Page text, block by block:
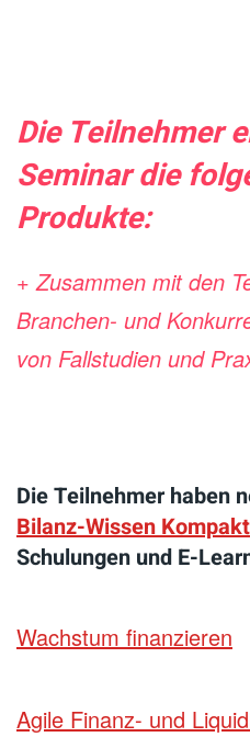
Die Teilnehmer
Seminar die
Produkte:
+ Zusammen mit den
Branchen- und
von Fallstudien und
Die Teilnehmer haben
Bilanz-Wissen Kompakt
Schulungen und E-
Wachstum finanzieren
Agile Finanz- und